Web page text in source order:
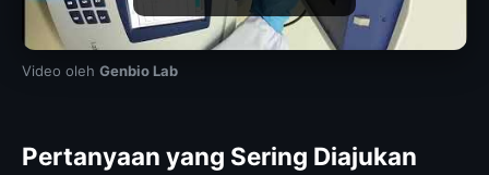
Video oleh Genbio Lab
Pertanyaan yang Sering Diajukan